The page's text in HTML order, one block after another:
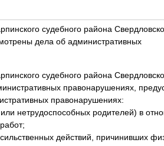
судебного района
дела об административных
судебного района
правонарушениях,
правонарушениях:
нетрудоспособных родителей) в
действий, причинивших